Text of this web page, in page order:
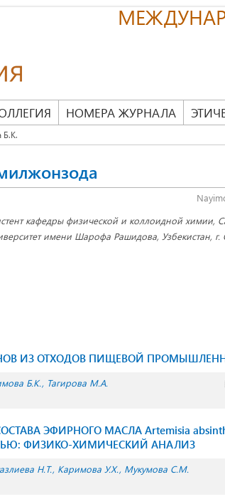
НОМЕРА ЖУРНАЛА
Б.К.
кафедры физической и коллоидной химии,
имени Шарофа Рашидова, Узбекистан, г.
ИЗ ОТХОДОВ ПИЩЕВОЙ
Б.К. Тагирова М.А.
ЭФИРНОГО МАСЛА Artemisia
ФИЗИКО-ХИМИЧЕСКИЙ АНАЛИЗ
Н.Т. Каримова У.Х. Мукумова С.М.